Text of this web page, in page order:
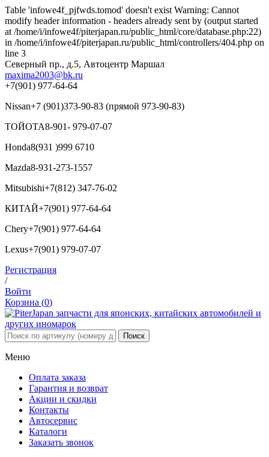
Table 'infowe4f_pjfwds.tomod' doesn't exist Warning: Cannot
modify header information - headers already sent by (output started
at /home/i/infowe4f/piterjapan.ru/public_html/core/database.php:22)
in /home/i/infowe4f/piterjapan.ru/public_html/controllers/404.php on
line 3
Северный пр., д.5, Автоцентр Маршал
maxima2003@bk.ru
+7(901) 977-64-64
Nissan+7 (901)373-90-83 (прямой 973-90-83)
ТОЙОТА8-901- 979-07-07
Honda8(931 )999 6710
Mazda8-931-273-1557
Mitsubishi+7(812) 347-76-02
КИТАЙ+7(901) 977-64-64
Chery+7(901) 977-64-64
Lexus+7(901) 979-07-07
Регистрация
/
Войти
Корзина (0)
Меню
Оплата заказа
Гарантия и возврат
Акции и скидки
Контакты
Автосервис
Каталоги
Заказать звонок